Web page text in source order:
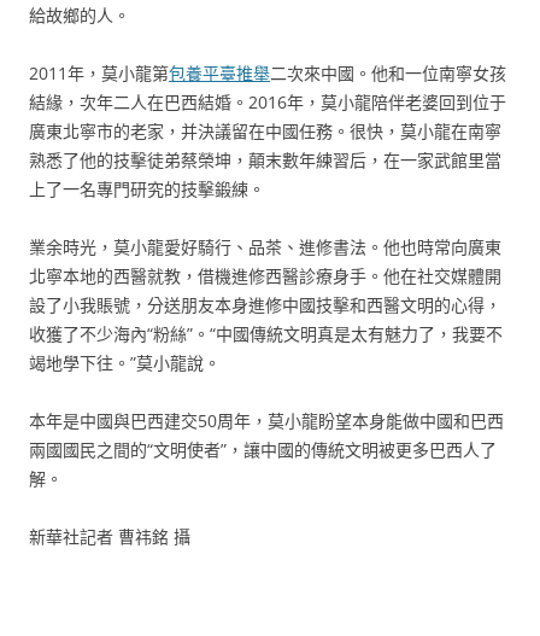
給故鄉的人。
2011年，莫小龍第包養平臺推舉二次來中國。他和一位南寧女孩
結緣，次年二人在巴西結婚。2016年，莫小龍陪伴老婆回到位于
廣東北寧市的老家，并決議留在中國任務。很快，莫小龍在南寧
熟悉了他的技擊徒弟蔡榮坤，顛末數年練習后，在一家武館里當
上了一名專門研究的技擊鍛練。
業余時光，莫小龍愛好騎行、品茶、進修書法。他也時常向廣東
北寧本地的西醫就教，借機進修西醫診療身手。他在社交媒體開
設了小我賬號，分送朋友本身進修中國技擊和西醫文明的心得，
收獲了不少海內“粉絲”。“中國傳統文明真是太有魅力了，我要不
竭地學下往。”莫小龍說。
本年是中國與巴西建交50周年，莫小龍盼望本身能做中國和巴西
兩國國民之間的“文明使者”，讓中國的傳統文明被更多巴西人了
解。
新華社記者 曹祎銘 攝